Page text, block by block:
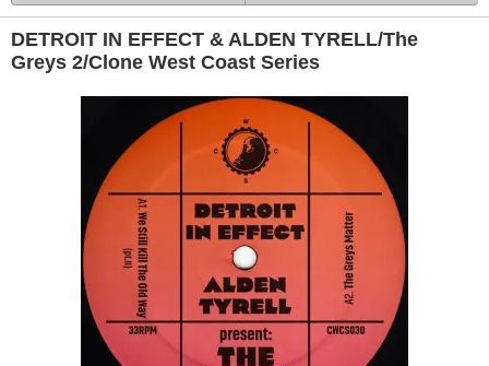
DETROIT IN EFFECT & ALDEN TYRELL/The
Greys 2/Clone West Coast Series